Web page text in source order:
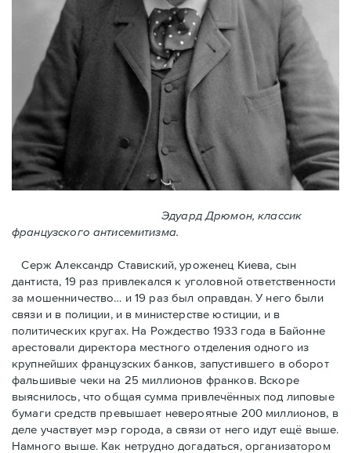
Эдуард Дрюмон, классик
французского антисемитизма.
Серж Александр Ставиский, уроженец Киева, сын
дантиста, 19 раз привлекался к уголовной ответственности
за мошенничество… и 19 раз был оправдан. У него были
связи и в полиции, и в министерстве юстиции, и в
политических кругах. На Рождество 1933 года в Байoнне
арестовали директора местного отделения одного из
крупнейших французских банков, запустившего в оборот
фальшивые чеки на 25 миллионов франков. Вскоре
выяснилось, что общая сумма привлечённых под липовые
бумаги средств превышает невероятные 200 миллионов, в
деле участвует мэр города, a связи от него идут ещё выше.
Намного выше. Как нетрудно догадаться, организатором